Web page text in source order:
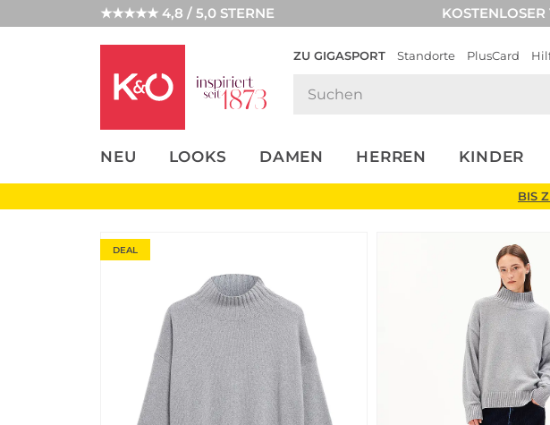
★★★★★ 4,8 / 5,0 STERNE
ZU GIGASPORT Standorte PlusCard
NEU LOOKS DAMEN HERREN KINDER
UNSERE APP
CLICK &
BIS
DEAL